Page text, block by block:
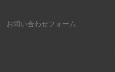
お問い合わせフォーム